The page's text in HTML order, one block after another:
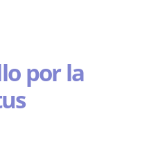
por la